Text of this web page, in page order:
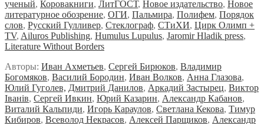
ученый, Коровакниги, ЛитГОСТ, Новое издательство, Новое
литературное обозрение, ОГИ, Пальмира, Полифем, Порядок
слов, Русский Гулливер, Стеклограф, СТиХИ, Цирк Олимп +
TV, Ailuros Publishing, Humulus Lupulus, Jaromir Hladik press,
Literature Without Borders
Авторы: Иван Ахметьев, Сергей Бирюков, Владимир
Богомяков, Василий Бородин, Иван Волков, Анна Глазова,
Юлий Гуголев, Дмитрий Данилов, Аркадий Застырец, Виктор
Iванiв, Сергей Ивкин, Юрий Казарин, Александр Кабанов,
Виталий Кальпиди, Игорь Караулов, Светлана Кекова, Тимур
Кибиров, Всеволод Некрасов, Алексей Парщиков, Александр